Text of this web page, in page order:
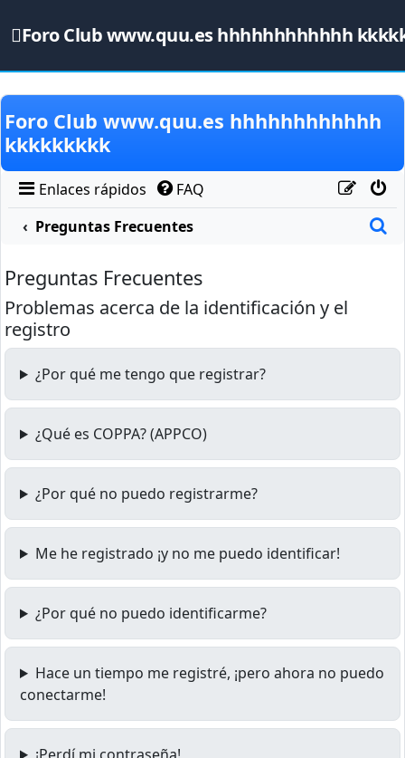
Foro Club www.quu.es hhhhhhhhhhhh
Obviar
Foro Club www.quu.es hhhhhhhhhhhh
kkkkkkkkk
Enlaces rápidos
FAQ
Preguntas Frecuentes
Preguntas Frecuentes
Problemas acerca de la identificación y el
registro
¿Por qué me tengo que registrar?
¿Qué es COPPA? (APPCO)
¿Por qué no puedo registrarme?
Me he registrado ¡y no me puedo identificar!
¿Por qué no puedo identificarme?
Hace un tiempo me registré, ¡pero ahora no puedo
conectarme!